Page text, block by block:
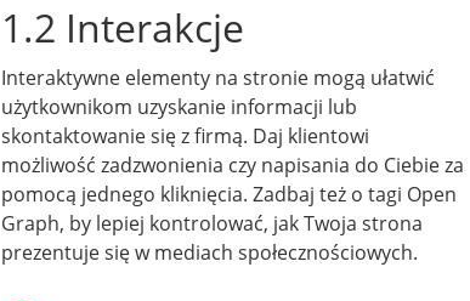
1.2 Interakcje
Interaktywne elementy na stronie mogą ułatwić
użytkownikom uzyskanie informacji lub
skontaktowanie się z firmą. Daj klientowi
możliwość zadzwonienia czy napisania do Ciebie za
pomocą jednego kliknięcia. Zadbaj też o tagi Open
Graph, by lepiej kontrolować, jak Twoja strona
prezentuje się w mediach społecznościowych.